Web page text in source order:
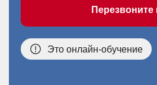
Перезвоните
Это онлайн-обучение